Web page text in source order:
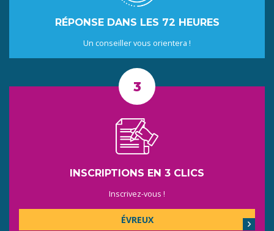
RÉPONSE DANS LES 72 HEURES
Un conseiller vous orientera !
INSCRIPTIONS EN 3 CLICS
Inscrivez-vous !
ÉVREUX